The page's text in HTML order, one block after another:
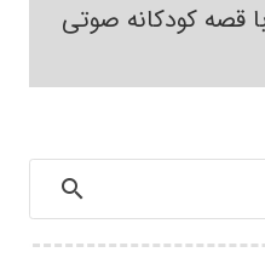
قصه کودکانه صوتی